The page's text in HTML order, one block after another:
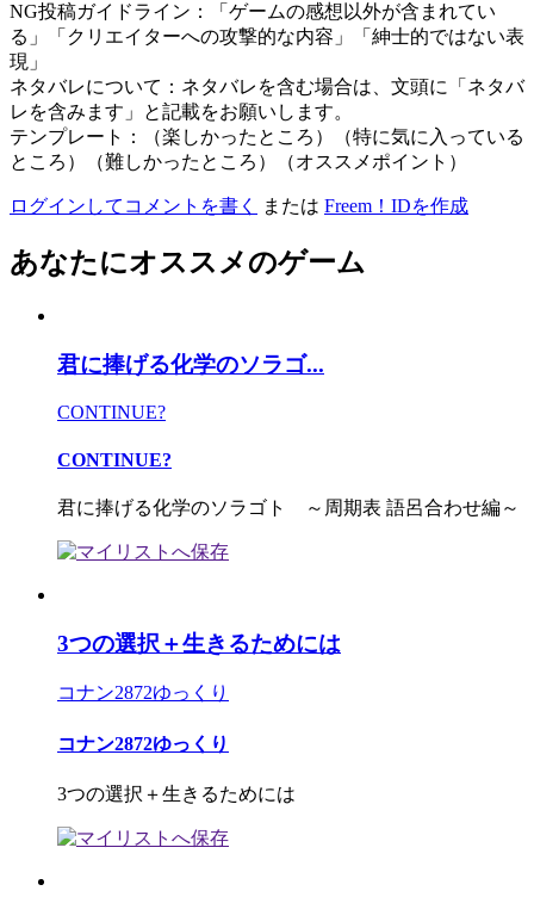
NG投稿ガイドライン：「ゲームの感想以外が含まれてい
る」「クリエイターへの攻撃的な内容」「紳士的ではない表
現」
ネタバレについて：ネタバレを含む場合は、文頭に「ネタバ
レを含みます」と記載をお願いします。
テンプレート：（楽しかったところ）（特に気に入っている
ところ）（難しかったところ）（オススメポイント）
ログインしてコメントを書く または Freem！IDを作成
あなたにオススメのゲーム
君に捧げる化学のソラゴ...
CONTINUE?
CONTINUE?
君に捧げる化学のソラゴト ～周期表 語呂合わせ編～
3つの選択＋生きるためには
コナン2872ゆっくり
コナン2872ゆっくり
3つの選択＋生きるためには